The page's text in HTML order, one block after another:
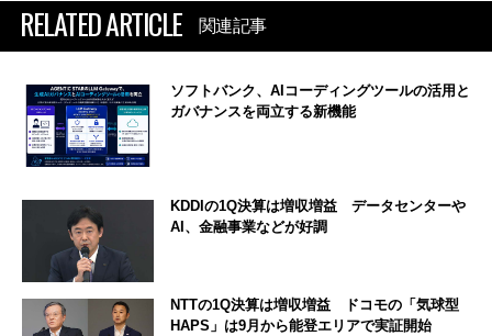
RELATED ARTICLE 関連記事
ソフトバンク、AIコーディングツールの活用と
ガバナンスを両立する新機能
KDDIの1Q決算は増収増益 データセンターや
AI、金融事業などが好調
NTTの1Q決算は増収増益 ドコモの「気球型
HAPS」は9月から能登エリアで実証開始